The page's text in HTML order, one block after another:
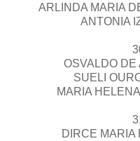
ARLINDA MARIA
ANTONIA
OSVALDO DE
SUELI
MARIA
DIRCE MARIA